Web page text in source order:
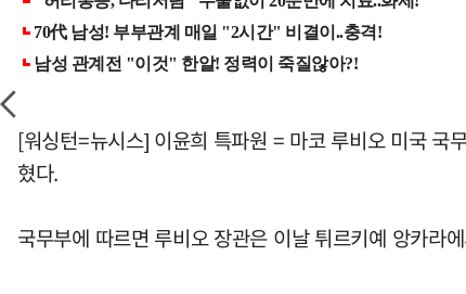
[워싱턴=뉴시스] 이윤희 특파원 = 마코 루비오 미국
혔다.
국무부에 따르면 루비오 장관은 이날 튀르키예 앙카라